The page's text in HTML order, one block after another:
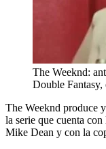
The Weeknd:
Double Fantasy,
The Weeknd produce
la serie que cuenta
Mike Dean y con la